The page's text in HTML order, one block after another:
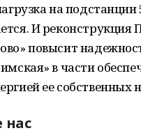
на подстанции
И реконструкция
повысит
в части
ее собственных
нас